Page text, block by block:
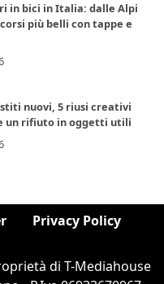
in bici in Italia: dalle Alpi
più belli con tappe e
nuovi, 5 riusi creativi
un rifiuto in oggetti utili
Privacy Policy
di T-Mediahouse